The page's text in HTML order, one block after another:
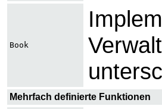
Book
Mehrfach definierte Funktionen